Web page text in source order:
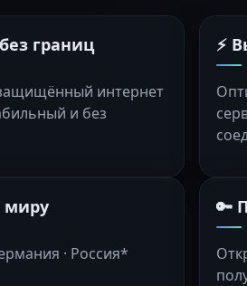
границ
интернет
и без
⚡
миру
· Россия*
🔑